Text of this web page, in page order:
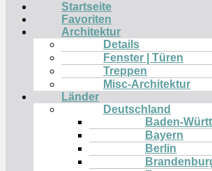
Startseite
Favoriten
Architektur
Details
Fenster | Türen
Treppen
Misc-Architektur
Länder
Deutschland
Baden-
Bayern
Berlin